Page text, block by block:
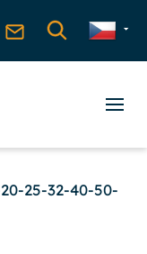
25-32-40-50-